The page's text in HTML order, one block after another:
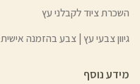
השכרת ציוד לקבלני עץ
גיוון צבעי עץ | צבע בהזמנה אישית
מידע נוסף